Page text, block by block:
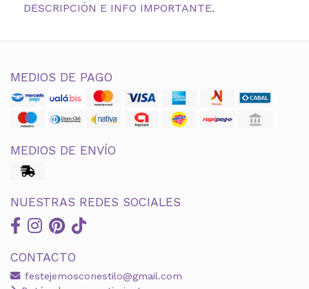
DESCRIPCIÓN E INFO IMPORTANTE.
MEDIOS DE PAGO
MEDIOS DE ENVÍO
NUESTRAS REDES SOCIALES
CONTACTO
festejemosconestilo@gmail.com